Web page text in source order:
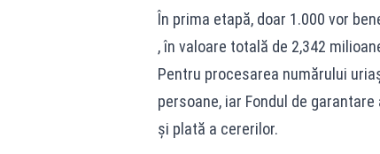
În prima etapă, doar 1.000 vor
, în valoare totală de 2,342
Pentru procesarea numărului
persoane, iar Fondul de
şi plată a cererilor.